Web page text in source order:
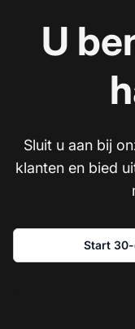
U
Sluit u aan bij
klanten en bied
Start